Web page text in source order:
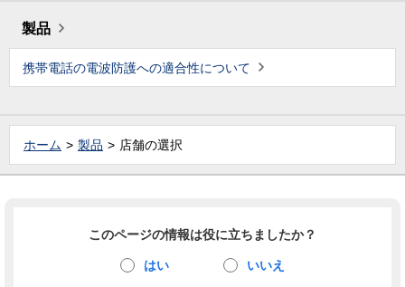
製品
携帯電話の電波防護への適合性について
ホーム 製品 店舗の選択
このページの情報は役に立ちましたか？
はい いいえ